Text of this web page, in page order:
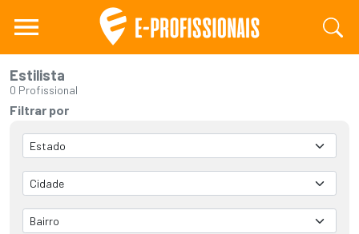
Estilista
0 Profissional
Filtrar por